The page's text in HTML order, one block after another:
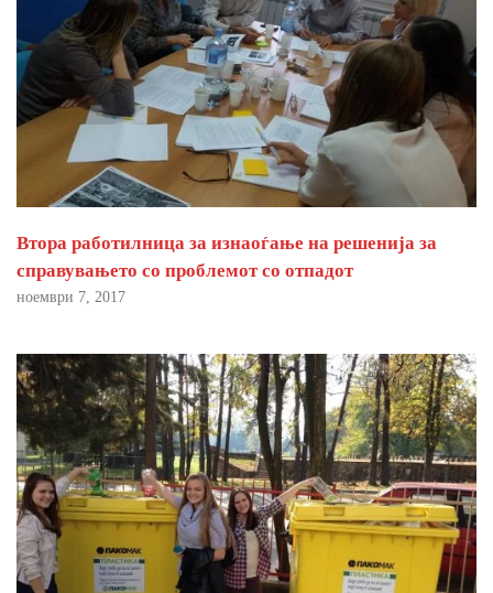
Втора работилница за изнаоѓање на решенија за
справувањето со проблемот со отпадот
ноември 7, 2017